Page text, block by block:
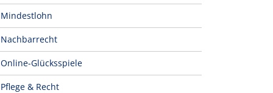
Mindestlohn
Nachbarrecht
Online-Glücksspiele
Pflege & Recht